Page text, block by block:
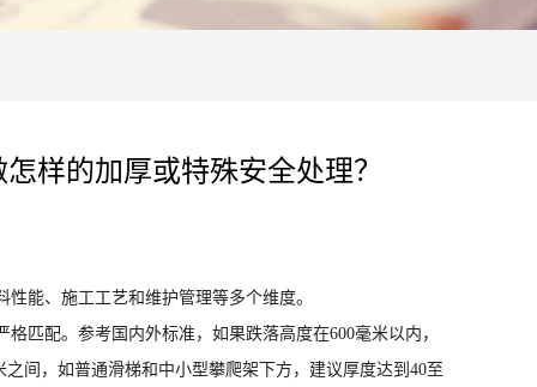
样的加厚或特殊安全处理？
能、施工工艺和维护管理等多个维度。
匹配。参考国内外标准，如果跌落高度在600毫米以内，
间，如普通滑梯和中小型攀爬架下方，建议厚度达到40至